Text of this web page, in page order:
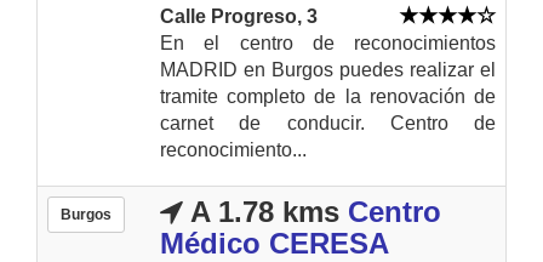
Calle Progreso, 3
En el centro de reconocimientos
MADRID en Burgos puedes realizar el
tramite completo de la renovación de
carnet de conducir. Centro de
reconocimiento...
Burgos A 1.78 kms Centro
Médico CERESA